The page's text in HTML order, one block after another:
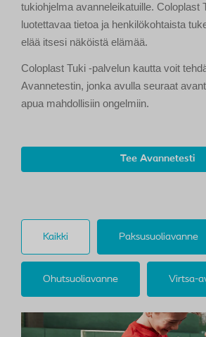
tukiohjelma avanneleikatuille. Coloplast
luotettavaa tietoa ja henkilökohtaista
elää itsesi näköistä elämää.
Coloplast Tuki -palvelun kautta voit
Avannetestin, jonka avulla seuraat
apua mahdollisiin ongelmiin.
Tee Avannetesti
Kaikki Paksusuoliavanne
Ohutsuoliavanne Virtsa-